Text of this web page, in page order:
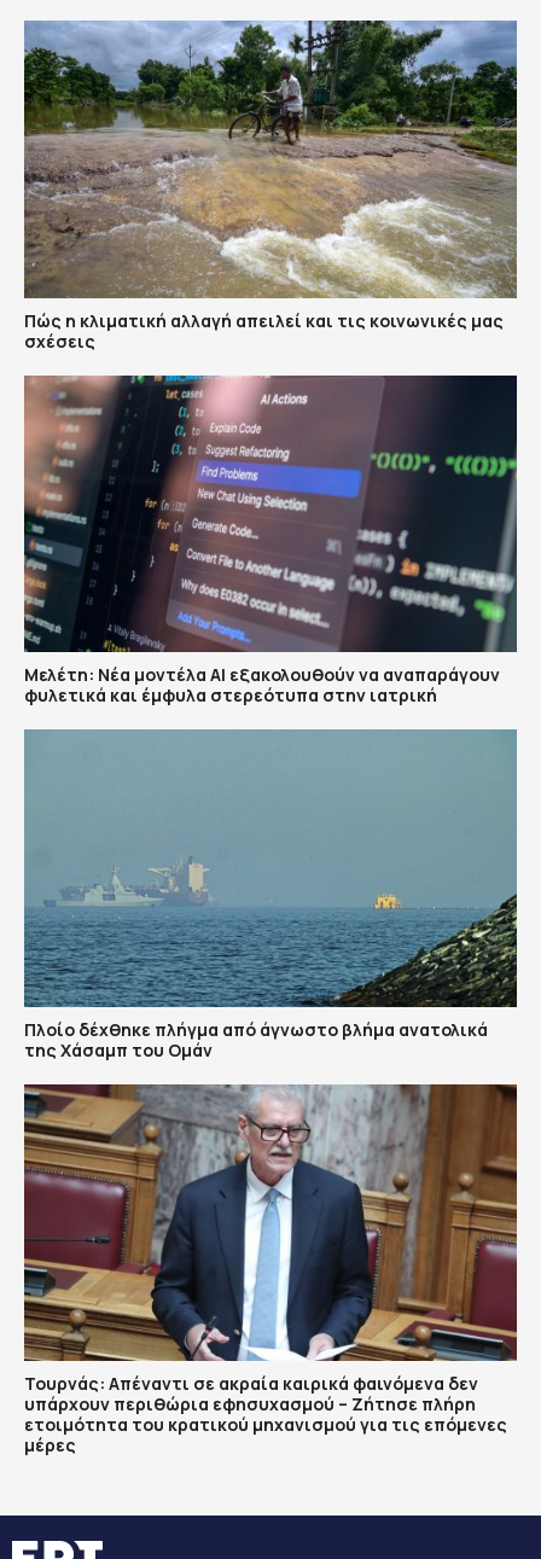
Πώς η κλιματική αλλαγή απειλεί και τις κοινωνικές μας
σχέσεις
Μελέτη: Νέα μοντέλα ΑΙ εξακολουθούν να αναπαράγουν
φυλετικά και έμφυλα στερεότυπα στην ιατρική
Πλοίο δέχθηκε πλήγμα από άγνωστο βλήμα ανατολικά
της Χάσαμπ του Ομάν
Τουρνάς: Απέναντι σε ακραία καιρικά φαινόμενα δεν
υπάρχουν περιθώρια εφησυχασμού – Ζήτησε πλήρη
ετοιμότητα του κρατικού μηχανισμού για τις επόμενες
μέρες